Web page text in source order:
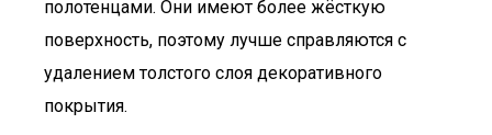
полотенцами. Они имеют более жёсткую
поверхность, поэтому лучше справляются с
удалением толстого слоя декоративного
покрытия.